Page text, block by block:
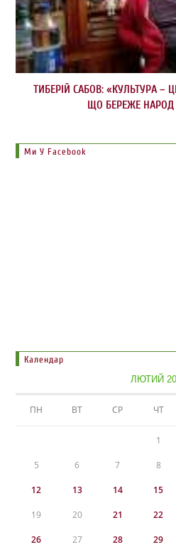
ТИБЕРІЙ САБОВ: «КУЛЬТУРА –
ЩО БЕРЕЖЕ НАРОД
Ми У Facebook
Календар
ЛЮТИЙ
ПН ВТ СР ЧТ
1
5 6 7 8
12 13 14 15
19 20 21 22
26 27 28 29